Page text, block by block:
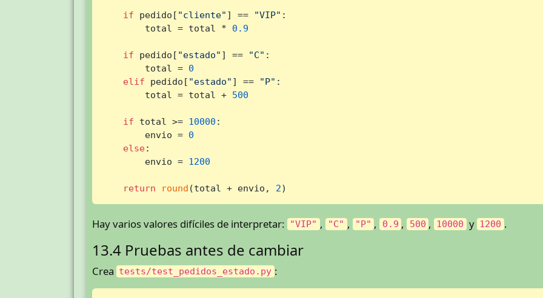
if pedido[ "cliente" ] == "VIP" :
        total = total *
0.9
if pedido[ "estado" ] == "C" :
        total =
0
elif pedido[ "estado" ] == "P" :
        total = total +
500
if total >= 10000 :
        envio =
0
else:
        envio =
1200
return round (total + envio, 2)
Hay varios valores difíciles de interpretar: "VIP" , "C" , "P" , 0.9 , 500 , 10000 y 1200 .
13.4 Pruebas antes de cambiar
Crea tests/test_pedidos_estado.py :